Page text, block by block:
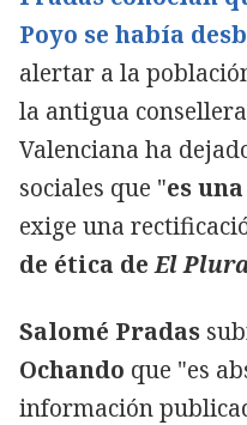
Poyo se había
alertar a la
la antigua
Valenciana ha
sociales que "es
exige una
de ética deEl
Salomé Pradas
Ochando que "es
información